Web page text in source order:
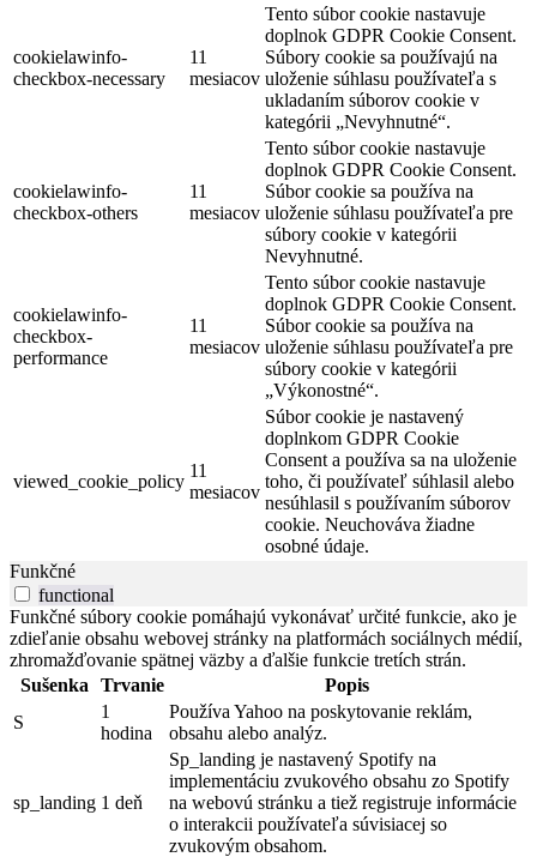
cookielawinfo-
checkbox-necessary
11
mesiacov
Tento súbor cookie nastavuje
doplnok GDPR Cookie Consent.
Súbory cookie sa používajú na
uloženie súhlasu používateľa s
ukladaním súborov cookie v
kategórii „Nevyhnutné“.
cookielawinfo-
checkbox-others
11
mesiacov
Tento súbor cookie nastavuje
doplnok GDPR Cookie Consent.
Súbor cookie sa používa na
uloženie súhlasu používateľa pre
súbory cookie v kategórii
Nevyhnutné.
cookielawinfo-
checkbox-
performance
11
mesiacov
Tento súbor cookie nastavuje
doplnok GDPR Cookie Consent.
Súbor cookie sa používa na
uloženie súhlasu používateľa pre
súbory cookie v kategórii
„Výkonostné“.
viewed_cookie_policy
11
mesiacov
Súbor cookie je nastavený
doplnkom GDPR Cookie
Consent a používa sa na uloženie
toho, či používateľ súhlasil alebo
nesúhlasil s používaním súborov
cookie. Neuchováva žiadne
osobné údaje.
Funkčné
functional
Funkčné súbory cookie pomáhajú vykonávať určité funkcie, ako je
zdieľanie obsahu webovej stránky na platformách sociálnych médií,
zhromažďovanie spätnej väzby a ďalšie funkcie tretích strán.
Sušenka
Trvanie
Popis
S
1
hodina
Používa Yahoo na poskytovanie reklám,
obsahu alebo analýz.
sp_landing 1 deň
Sp_landing je nastavený Spotify na
implementáciu zvukového obsahu zo Spotify
na webovú stránku a tiež registruje informácie
o interakcii používateľa súvisiacej so
zvukovým obsahom.